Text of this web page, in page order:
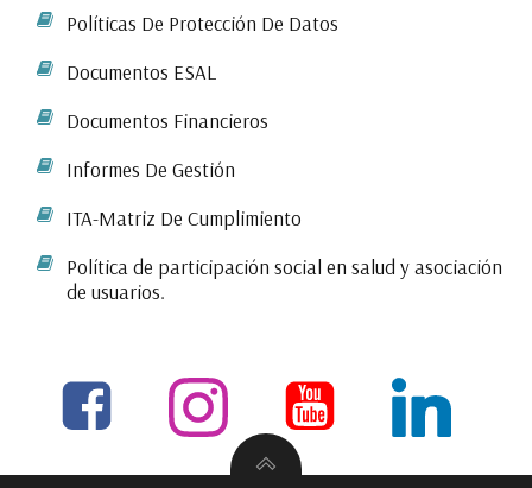
Políticas De Protección De Datos
Documentos ESAL
Documentos Financieros
Informes De Gestión
ITA-Matriz De Cumplimiento
Política de participación social en salud y asociación
de usuarios.